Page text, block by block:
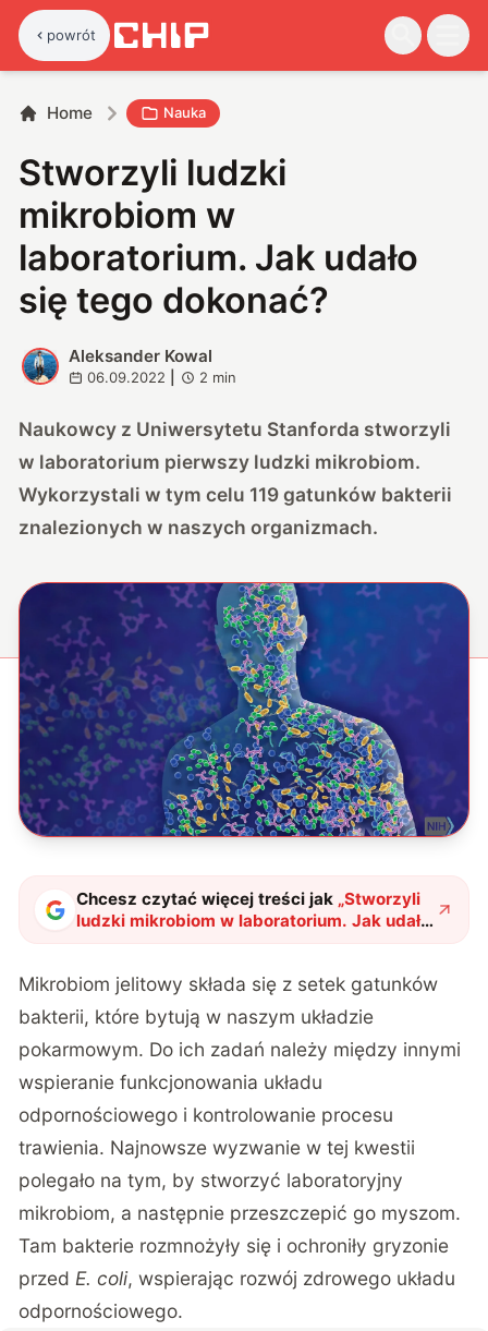
powrót
Home Nauka
Stworzyli ludzki
mikrobiom w
laboratorium. Jak udało
się tego dokonać?
A
Aleksander Kowal
06.09.2022 2 min
Naukowcy z Uniwersytetu Stanforda stworzyli
w laboratorium pierwszy ludzki mikrobiom.
Wykorzystali w tym celu 119 gatunków bakterii
znalezionych w naszych organizmach.
Chcesz czytać więcej treści jak „Stworzyli
ludzki mikrobiom w laboratorium. Jak udało
się tego dokonać?"?
Mikrobiom jelitowy składa się z setek gatunków
bakterii, które bytują w naszym układzie
pokarmowym. Do ich zadań należy między innymi
wspieranie funkcjonowania układu
odpornościowego i kontrolowanie procesu
trawienia. Najnowsze wyzwanie w tej kwestii
polegało na tym, by stworzyć laboratoryjny
mikrobiom, a następnie przeszczepić go myszom.
Tam bakterie rozmnożyły się i ochroniły gryzonie
przed E. coli, wspierając rozwój zdrowego układu
odpornościowego.